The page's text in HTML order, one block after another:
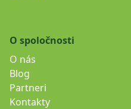
O spoločnosti
O nás
Blog
Partneri
Kontakty